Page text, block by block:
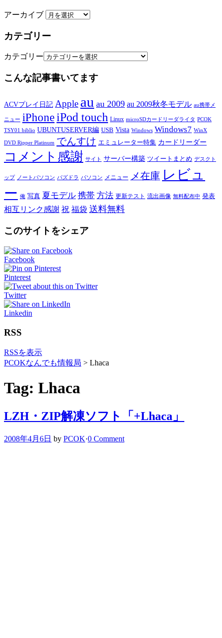
アーカイブ
カテゴリー
カテゴリー
こんな記事書いてます
ACVプレイ日記 Apple au au 2009 au 2009秋冬モデル au携帯メ
ニュー iPhoneiPod touch Linux microSDカードリーダライタ PCOK
TSY01 biblio UBUNTUSERVER編 USB Vista Windows Windows7 WinX
DVD Ripper Platinum でんすけ エミュレーター特集 カードリーダー
コメント感謝 サイト サーバー構築 ツイートまとめ デスクト
ップ ノートパソコン パズドラ パソコン メニュー メ在庫 レビュ
ー 俺 写真 夏モデル 携帯 方法 更新テスト 流出画像 無料配布中 発表
相互リンク感謝 祝 福袋 送料無料
このサイトをシェア
Facebook
Pinterest
Twitter
Linkedin
RSS
RSSを表示
PCOKなんでも情報局 > Lhaca
Tag: Lhaca
LZH・ZIP解凍ソフト「+Lhaca」
2008年4月6日 by PCOK·0 Comment